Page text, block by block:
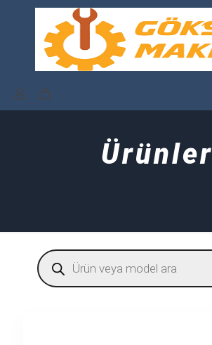
Ürünler
Products
search